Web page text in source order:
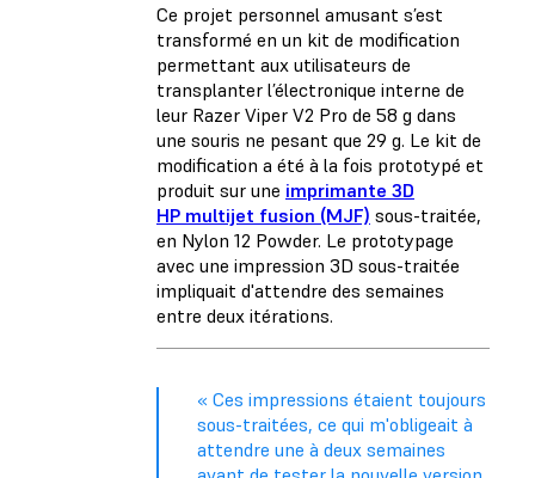
Ce projet personnel amusant s’est
transformé en un kit de modification
permettant aux utilisateurs de
transplanter l’électronique interne de
leur Razer Viper V2 Pro de 58 g dans
une souris ne pesant que 29 g. Le kit de
modification a été à la fois prototypé et
produit sur une imprimante 3D
HP multijet fusion (MJF) sous-traitée,
en Nylon 12 Powder. Le prototypage
avec une impression 3D sous-traitée
impliquait d'attendre des semaines
entre deux itérations.
« Ces impressions étaient toujours
sous-traitées, ce qui m'obligeait à
attendre une à deux semaines